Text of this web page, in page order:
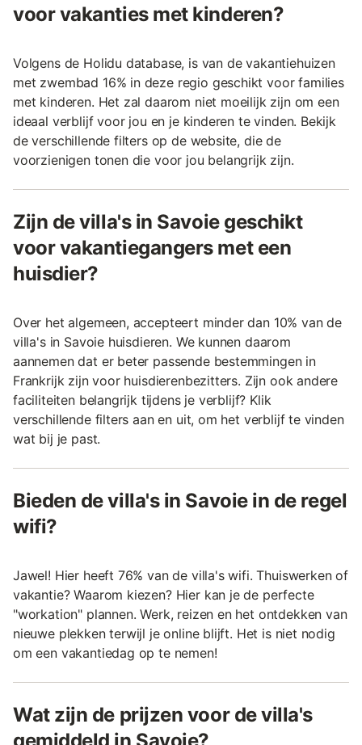
voor vakanties met kinderen?
Volgens de Holidu database, is van de vakantiehuizen
met zwembad 16% in deze regio geschikt voor families
met kinderen. Het zal daarom niet moeilijk zijn om een
ideaal verblijf voor jou en je kinderen te vinden. Bekijk
de verschillende filters op de website, die de
voorzienigen tonen die voor jou belangrijk zijn.
Zijn de villa's in Savoie geschikt
voor vakantiegangers met een
huisdier?
Over het algemeen, accepteert minder dan 10% van de
villa's in Savoie huisdieren. We kunnen daarom
aannemen dat er beter passende bestemmingen in
Frankrijk zijn voor huisdierenbezitters. Zijn ook andere
faciliteiten belangrijk tijdens je verblijf? Klik
verschillende filters aan en uit, om het verblijf te vinden
wat bij je past.
Bieden de villa's in Savoie in de regel
wifi?
Jawel! Hier heeft 76% van de villa's wifi. Thuiswerken of
vakantie? Waarom kiezen? Hier kan je de perfecte
"workation" plannen. Werk, reizen en het ontdekken van
nieuwe plekken terwijl je online blijft. Het is niet nodig
om een vakantiedag op te nemen!
Wat zijn de prijzen voor de villa's
gemiddeld in Savoie?